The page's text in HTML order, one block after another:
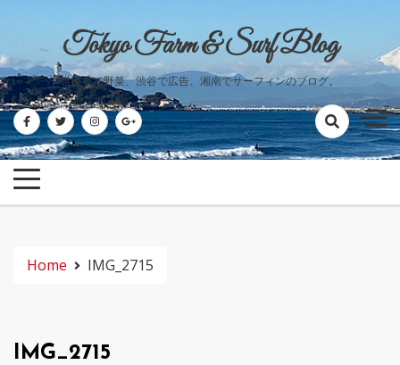
content
Tokyo Farm & Surf Blog
世田谷で野菜、渋谷で広告、湘南でサーフィンのブログ。
Home IMG_2715
IMG_2715